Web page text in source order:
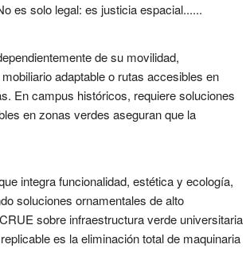
es solo legal: es justicia espacial......
de su movilidad,
adaptable o rutas accesibles en
En campus históricos, requiere soluciones
en zonas verdes aseguran que la
integra funcionalidad, estética y ecología,
soluciones ornamentales de alto
sobre infraestructura verde universitaria
es la eliminación total de maquinaria